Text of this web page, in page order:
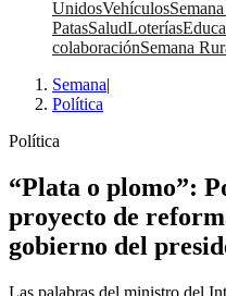
UnidosVehículos
PatasSaludLoterías
colaboraciónSemana
Semana|
Política
Política
“Plata o plomo”:
proyecto de
gobierno del
Las palabras del ministro del